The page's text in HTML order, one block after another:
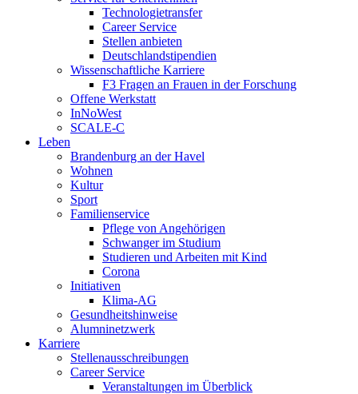
Technologietransfer
Career Service
Stellen anbieten
Deutschlandstipendien
Wissenschaftliche Karriere
F3 Fragen an Frauen in der Forschung
Offene Werkstatt
InNoWest
SCALE-C
Leben
Brandenburg an der Havel
Wohnen
Kultur
Sport
Familienservice
Pflege von Angehörigen
Schwanger im Studium
Studieren und Arbeiten mit Kind
Corona
Initiativen
Klima-AG
Gesundheitshinweise
Alumninetzwerk
Karriere
Stellenausschreibungen
Career Service
Veranstaltungen im Überblick